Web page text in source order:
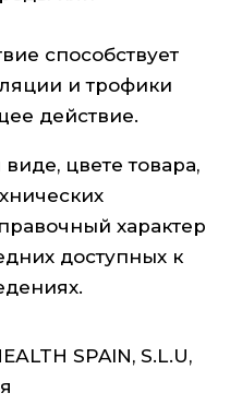
способствует
и трофики
действие.
цвете товара,
характер
доступных к
SPAIN, S.L.U,